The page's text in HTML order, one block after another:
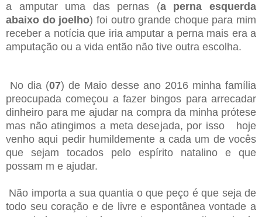
a amputar uma das pernas (a perna esquerda
abaixo do joelho) foi outro grande choque para mim
receber a notícia que iria amputar a perna mais era a
amputação ou a vida então não tive outra escolha.
No dia (07) de Maio desse ano 2016 minha família
preocupada começou a fazer bingos para arrecadar
dinheiro para me ajudar na compra da minha prótese
mas não atingimos a meta desejada, por isso hoje
venho aqui pedir humildemente a cada um de vocês
que sejam tocados pelo espírito natalino e que
possam m e ajudar.
Não importa a sua quantia o que peço é que seja de
todo seu coração e de livre e espontânea vontade a